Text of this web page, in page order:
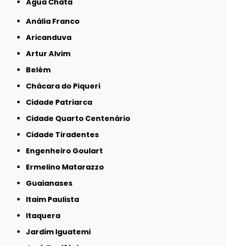
Anália Franco
Aricanduva
Artur Alvim
Belém
Chácara do Piqueri
Cidade Patriarca
Cidade Quarto Centenário
Cidade Tiradentes
Engenheiro Goulart
Ermelino Matarazzo
Guaianases
Itaim Paulista
Itaquera
Jardim Iguatemi